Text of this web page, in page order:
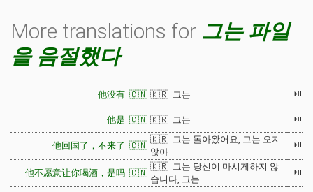
More translations for 그는 파일
을 음절했다
他没有 🇨🇳 🇰🇷 그는 ⏯
他是 🇨🇳 🇰🇷 그는 ⏯
他回国了，不来了 🇨🇳
🇰🇷 그는 돌아왔어요, 그는 오지
않아
⏯
他不愿意让你喝酒，是吗 🇨🇳
🇰🇷 그는 당신이 마시게하지 않
습니다, 그는
⏯